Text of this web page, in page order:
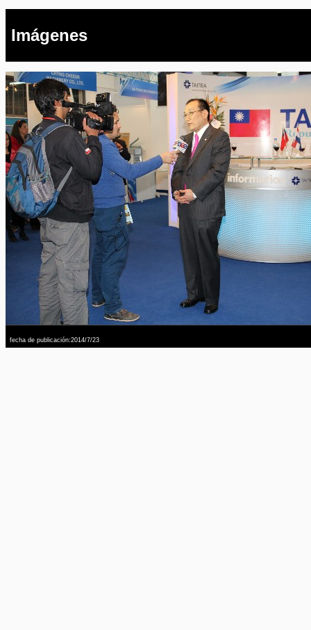
Imágenes
fecha de publicación:2014/7/23